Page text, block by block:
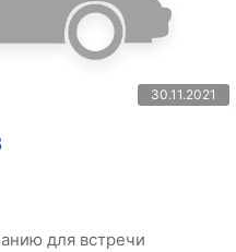
30.11.2021
для встречи